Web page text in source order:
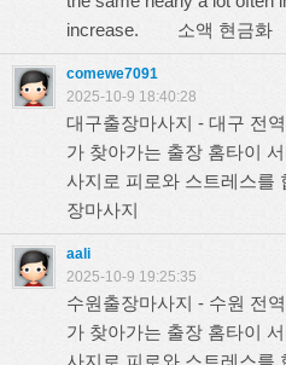
increase. 소액 현금화
comewe7091
2025-10-9 18:40:28
대구출장마사지 - 대구 전
가 찾아가는 출장 홈타이
사지로 피로와 스트레스
장마사지
aali
2025-10-9 19:25:35
수원출장마사지 - 수원 전
가 찾아가는 출장 홈타이
사지로 피로와 스트레스